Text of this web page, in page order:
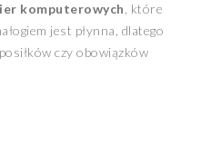
komputerowych , które
jest płynna, dlatego
czy obowiązków